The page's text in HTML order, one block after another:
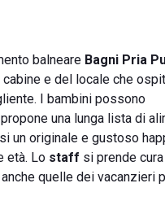
balneare Bagni Pria
e del locale che
I bambini possono
una lunga lista di
un originale e gustoso
età. Lo staff si prende
quelle dei vacanzieri